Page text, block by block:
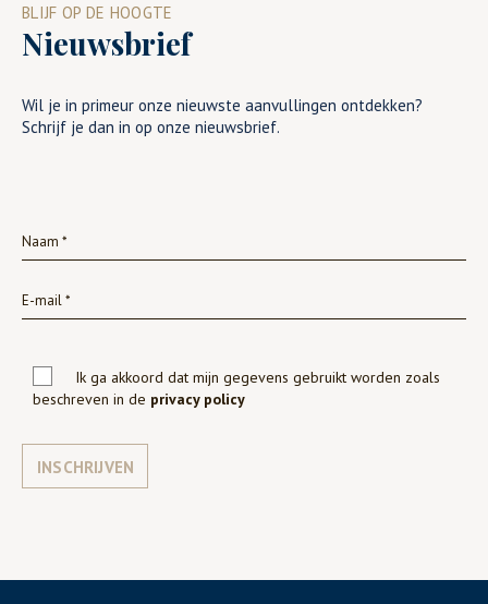
BLIJF OP DE HOOGTE
Nieuwsbrief
Wil je in primeur onze nieuwste aanvullingen ontdekken?
Schrijf je dan in op onze nieuwsbrief.
Ik ga akkoord dat mijn gegevens gebruikt worden zoals
beschreven in de privacy policy
INSCHRIJVEN